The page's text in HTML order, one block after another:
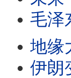
毛泽东为
地缘大博
伊朗变天，